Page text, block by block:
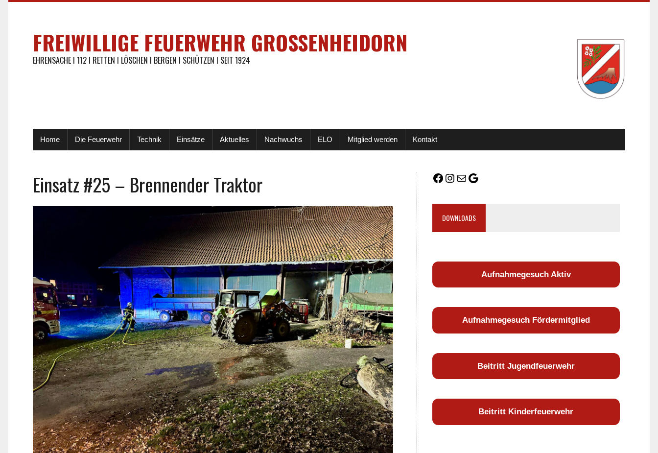
FREIWILLIGE FEUERWEHR GROSSENHEIDORN
EHRENSACHE I 112 I RETTEN I LÖSCHEN I BERGEN I SCHÜTZEN I SEIT 1924
Home Die Feuerwehr Technik Einsätze Aktuelles Nachwuchs ELO Mitglied werden Kontakt
Einsatz #25 – Brennender Traktor
DOWNLOADS
Aufnahmegesuch Aktiv
Aufnahmegesuch Fördermitglied
Beitritt Jugendfeuerwehr
Beitritt Kinderfeuerwehr